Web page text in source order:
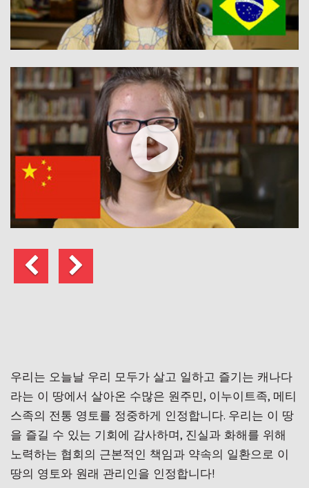
이
전
다
음
우리는 오늘날 우리 모두가 살고 일하고 즐기는 캐나다
라는 이 땅에서 살아온 수많은 원주민, 이누이트족, 메티
스족의 전통 영토를 정중하게 인정합니다. 우리는 이 땅
을 즐길 수 있는 기회에 감사하며, 진실과 화해를 위해
노력하는 협회의 근본적인 책임과 약속의 일환으로 이
땅의 영토와 원래 관리인을 인정합니다!